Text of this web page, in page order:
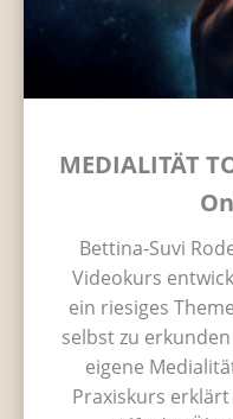
MEDIALITÄT
Bettina-Suvi
Videokurs
ein riesiges
selbst zu
eigene
Praxiskurs